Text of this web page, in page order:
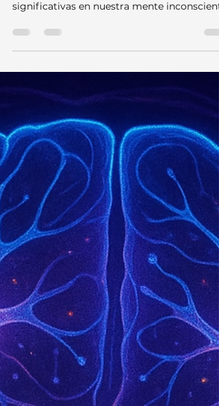
Los sueños mezclan sin sentidos,
significativas en nuestra mente
En algunos casos, los sueños recordados
gótica, Frankenstein, en un sueño vívido.
mientras dormía. Paul McCartney despertó
con la melodía de “Yesterday”. ¿Y si
pudiéramos revisitar intencionalmente las
tramas de las aventuras mentales qu